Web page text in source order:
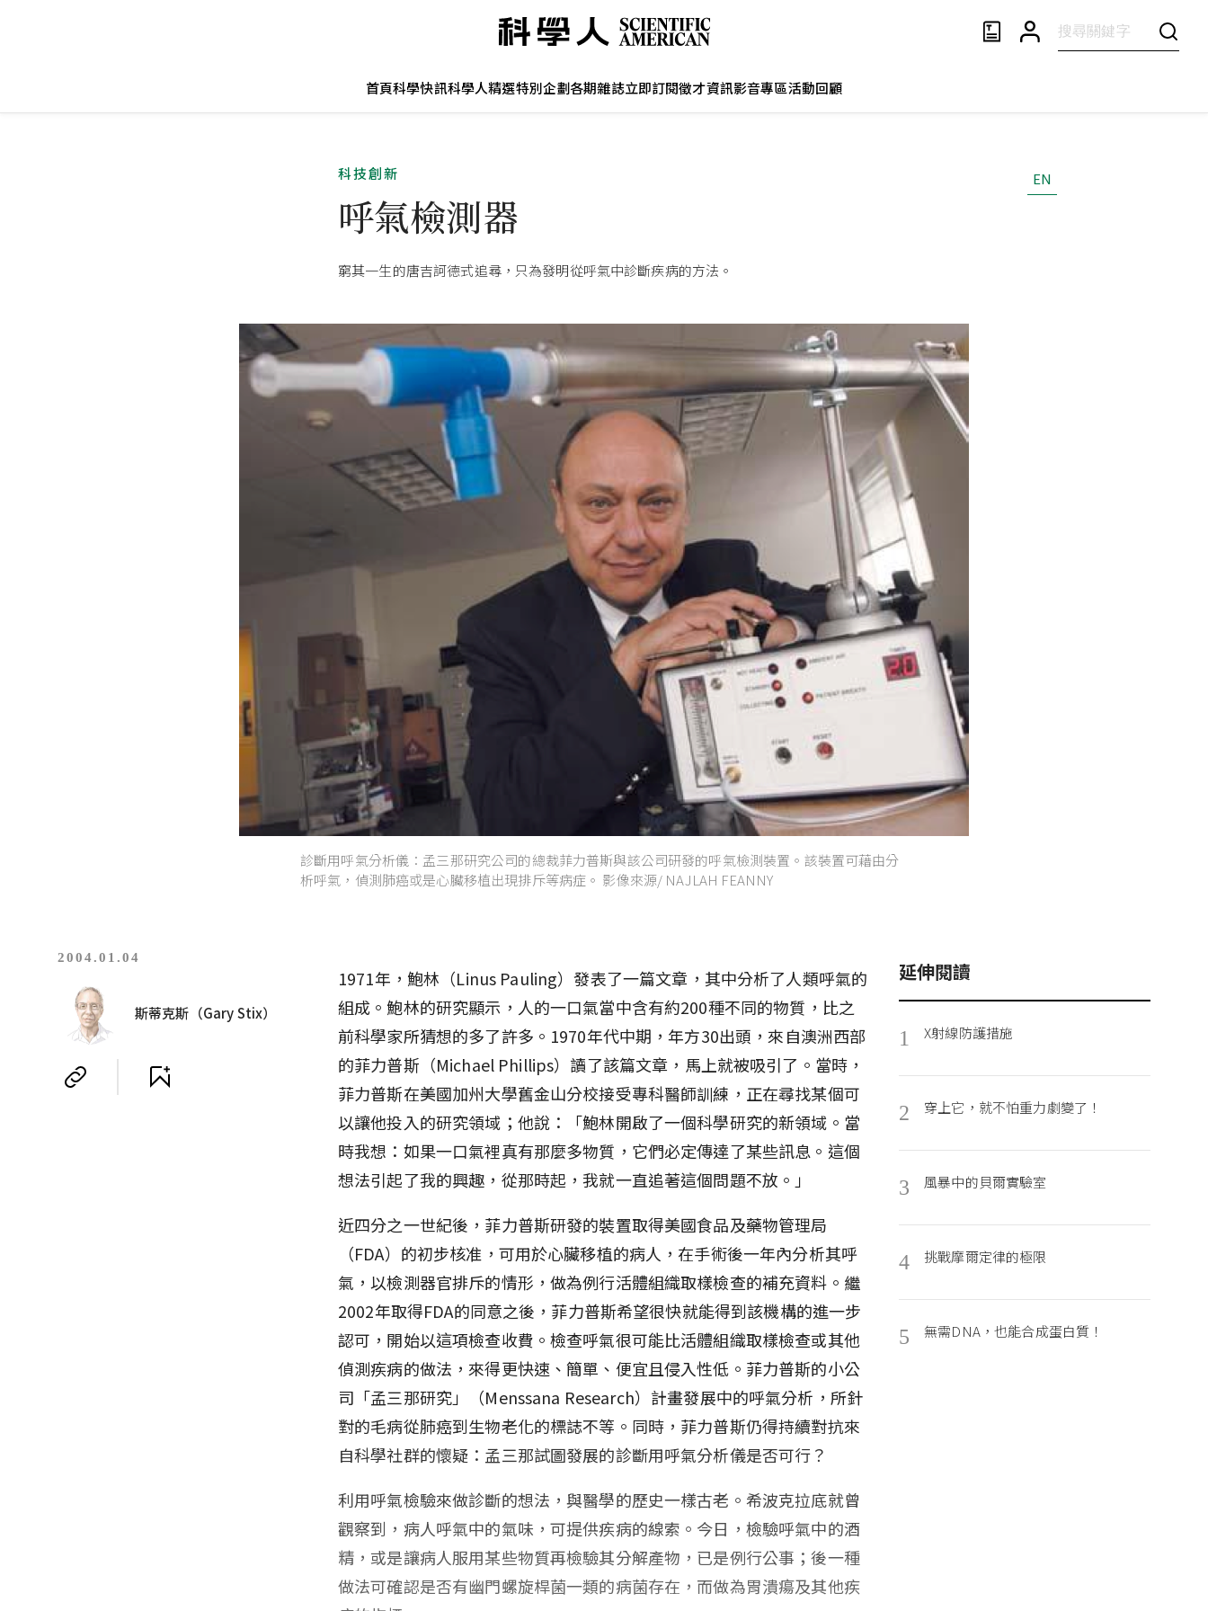
首頁科學快訊科學人精選特別企劃各期雜誌立即訂閱徵才資訊影音專區活動回顧
科技創新
呼氣檢測器
窮其一生的唐吉訶德式追尋，只為發明從呼氣中診斷疾病的方法。
EN
診斷用呼氣分析儀：孟三那研究公司的總裁菲力普斯與該公司研發的呼氣檢測裝置。該裝置可藉由分
析呼氣，偵測肺癌或是心臟移植出現排斥等病症。 影像來源/ NAJLAH FEANNY
2004.01.04
斯蒂克斯（Gary Stix）
1971年，鮑林（Linus Pauling）發表了一篇文章，其中分析了人類呼氣的
組成。鮑林的研究顯示，人的一口氣當中含有約200種不同的物質，比之
前科學家所猜想的多了許多。1970年代中期，年方30出頭，來自澳洲西部
的菲力普斯（Michael Phillips）讀了該篇文章，馬上就被吸引了。當時，
菲力普斯在美國加州大學舊金山分校接受專科醫師訓練，正在尋找某個可
以讓他投入的研究領域；他說：「鮑林開啟了一個科學研究的新領域。當
時我想：如果一口氣裡真有那麼多物質，它們必定傳達了某些訊息。這個
想法引起了我的興趣，從那時起，我就一直追著這個問題不放。」
近四分之一世紀後，菲力普斯研發的裝置取得美國食品及藥物管理局
（FDA）的初步核准，可用於心臟移植的病人，在手術後一年內分析其呼
氣，以檢測器官排斥的情形，做為例行活體組織取樣檢查的補充資料。繼
2002年取得FDA的同意之後，菲力普斯希望很快就能得到該機構的進一步
認可，開始以這項檢查收費。檢查呼氣很可能比活體組織取樣檢查或其他
偵測疾病的做法，來得更快速、簡單、便宜且侵入性低。菲力普斯的小公
司「孟三那研究」（Menssana Research）計畫發展中的呼氣分析，所針
對的毛病從肺癌到生物老化的標誌不等。同時，菲力普斯仍得持續對抗來
自科學社群的懷疑：孟三那試圖發展的診斷用呼氣分析儀是否可行？
利用呼氣檢驗來做診斷的想法，與醫學的歷史一樣古老。希波克拉底就曾
觀察到，病人呼氣中的氣味，可提供疾病的線索。今日，檢驗呼氣中的酒
精，或是讓病人服用某些物質再檢驗其分解產物，已是例行公事；後一種
做法可確認是否有幽門螺旋桿菌一類的病菌存在，而做為胃潰瘍及其他疾
延伸閱讀
1 X射線防護措施
2 穿上它，就不怕重力劇變了！
3 風暴中的貝爾實驗室
4 挑戰摩爾定律的極限
5 無需DNA，也能合成蛋白質！